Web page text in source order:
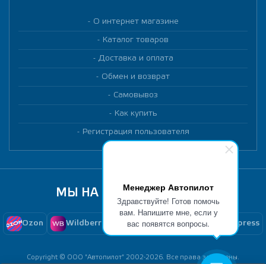
Менеджер Автопилот
Здравствуйте! Готов помочь
вам. Напишите мне, если у
вас появятся вопросы.
О интернет магазине
Каталог товаров
Доставка и оплата
Обмен и возврат
Самовывоз
Как купить
Регистрация пользователя
МЫ НА МАРКЕТПЛЕЙСАХ
Ozon Wildberries Yandex Market Aliexpress
Copyright © ООО "Автопилот" 2002-2026. Все права защищены.